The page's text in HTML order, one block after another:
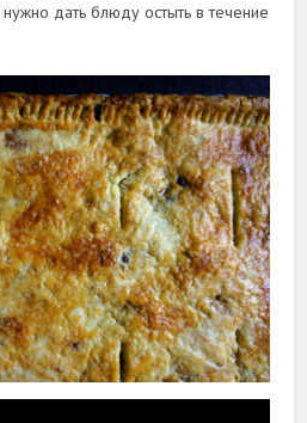
дать блюду остыть в течение